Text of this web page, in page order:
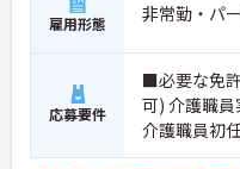
雇用形態 非常勤・パ
応募要件
■必要な免
可) 介護職
介護職員初
無資格の方